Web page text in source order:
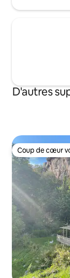
D'autres
Coup de cœur
Coup de cœur